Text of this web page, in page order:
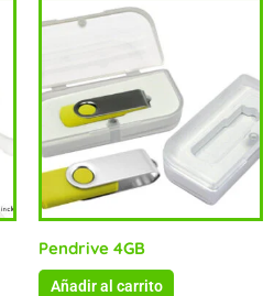
Pendrive 4GB
Añadir al carrito